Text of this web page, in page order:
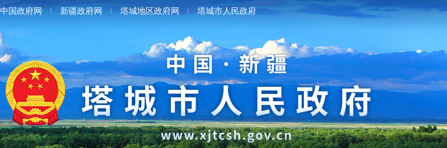
中国政府网 新疆政府网 塔城地区政府网 塔城市人民政府